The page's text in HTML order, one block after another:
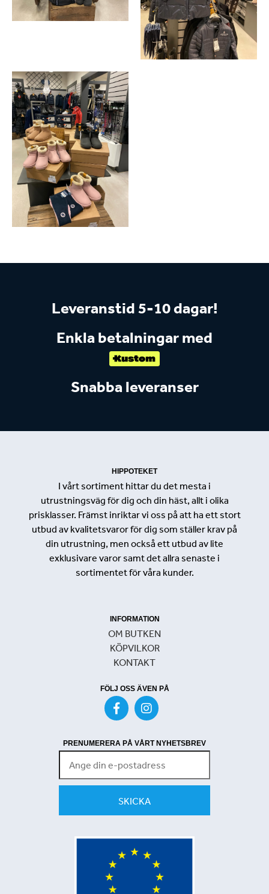
Leveranstid 5-10 dagar!
Enkla betalningar med
Snabba leveranser
HIPPOTEKET
I vårt sortiment hittar du det mesta i
utrustningsväg för dig och din häst, allt i olika
prisklasser. Främst inriktar vi oss på att ha ett stort
utbud av kvalitetsvaror för dig som ställer krav på
din utrustning, men också ett utbud av lite
exklusivare varor samt det allra senaste i
sortimentet för våra kunder.
INFORMATION
OM BUTKEN
KÖPVILKOR
KONTAKT
FÖLJ OSS ÄVEN PÅ
PRENUMERERA PÅ VÅRT NYHETSBREV